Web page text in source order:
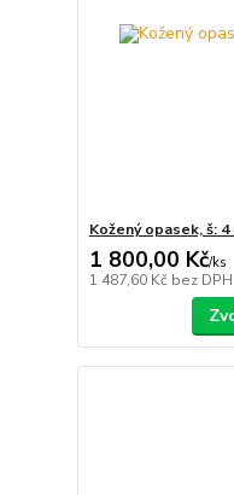
Kožený opasek, š:
1 800,00 Kč/ks
1 487,60 Kč bez DPH